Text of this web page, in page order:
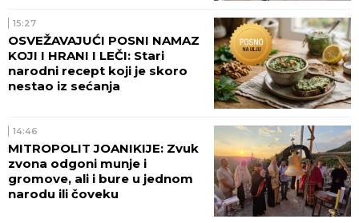
15:27
OSVEŽAVAJUĆI POSNI NAMAZ
KOJI I HRANI I LEČI: Stari
narodni recept koji je skoro
nestao iz sećanja
14:46
MITROPOLIT JOANIKIJE: Zvuk
zvona odgoni munje i
gromove, ali i bure u jednom
narodu ili čoveku